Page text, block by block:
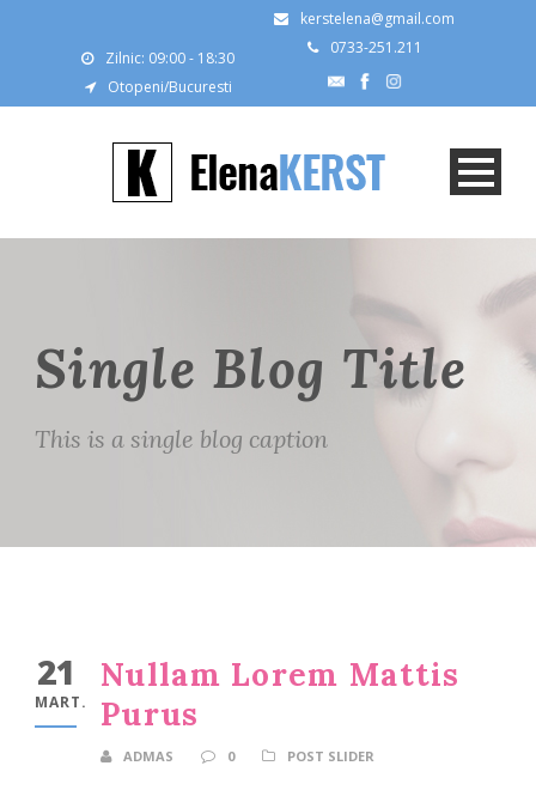
Zilnic: 09:00 - 18:30
Otopeni/Bucuresti
kerstelena@gmail.com
0733-251.211
Single Blog Title
This is a single blog caption
21
MART.
Nullam Lorem Mattis
Purus
ADMAS 0 POST SLIDER